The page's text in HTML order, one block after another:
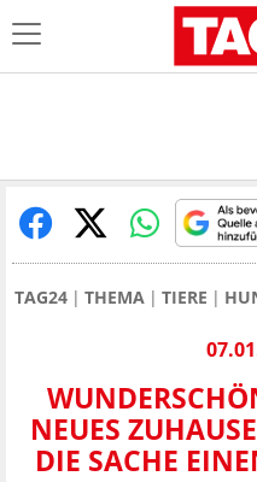
TAG24 THEMA TIERE
NEUES
DIE SACHE